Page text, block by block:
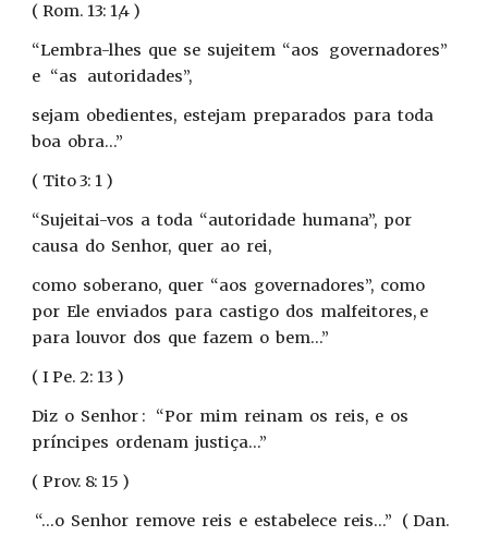
( Rom. 13: 1,4 )
“Lembra-lhes que se sujeitem “aos governadores”
e “as autoridades”,
sejam obedientes, estejam preparados para toda
boa obra...”
( Tito 3: 1 )
“Sujeitai-vos a toda “autoridade humana”, por
causa do Senhor, quer ao rei,
como soberano, quer “aos governadores”, como
por Ele enviados para castigo dos malfeitores, e
para louvor dos que fazem o bem...”
( I Pe. 2: 13 )
Diz o Senhor : “Por mim reinam os reis, e os
príncipes ordenam justiça...”
( Prov. 8: 15 )
“...o Senhor remove reis e estabelece reis...” ( Dan.